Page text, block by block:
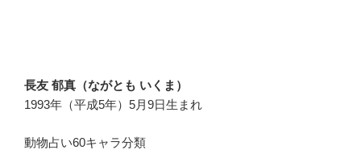
長友 郁真（ながとも いくま）
1993年（平成5年）5月9日生まれ
動物占い60キャラ分類